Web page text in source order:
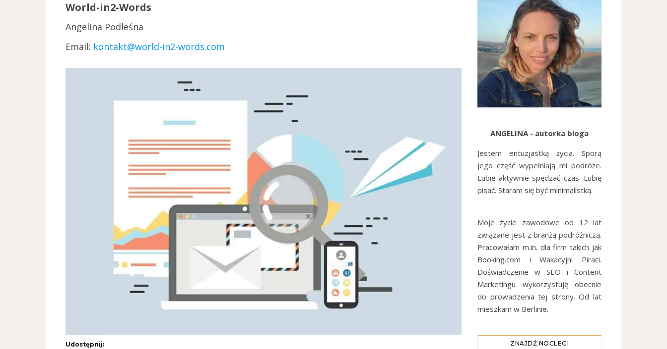
World-in2-Words
Angelina Podleśna
Email: kontakt@world-in2-words.com
Udostępnij:
ANGELINA - autorka bloga
Jestem entuzjastką życia. Sporą
jego część wypełniają mi podróże.
Lubię aktywnie spędzać czas. Lubię
pisać. Staram się być minimalistką.
Moje życie zawodowe od 12 lat
związane jest z branżą podróżniczą.
Pracowałam m.in. dla firm takich jak
Booking.com i Wakacyjni Piraci.
Doświadczenie w SEO i Content
Marketingu wykorzystuję obecnie
do prowadzenia tej strony. Od lat
mieszkam w Berlinie.
ZNAJDŹ NOCLEGI